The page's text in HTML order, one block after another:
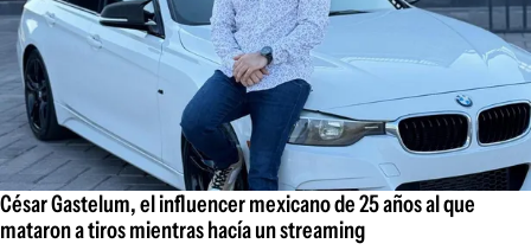
César Gastelum, el influencer mexicano de 25 años al que
mataron a tiros mientras hacía un streaming